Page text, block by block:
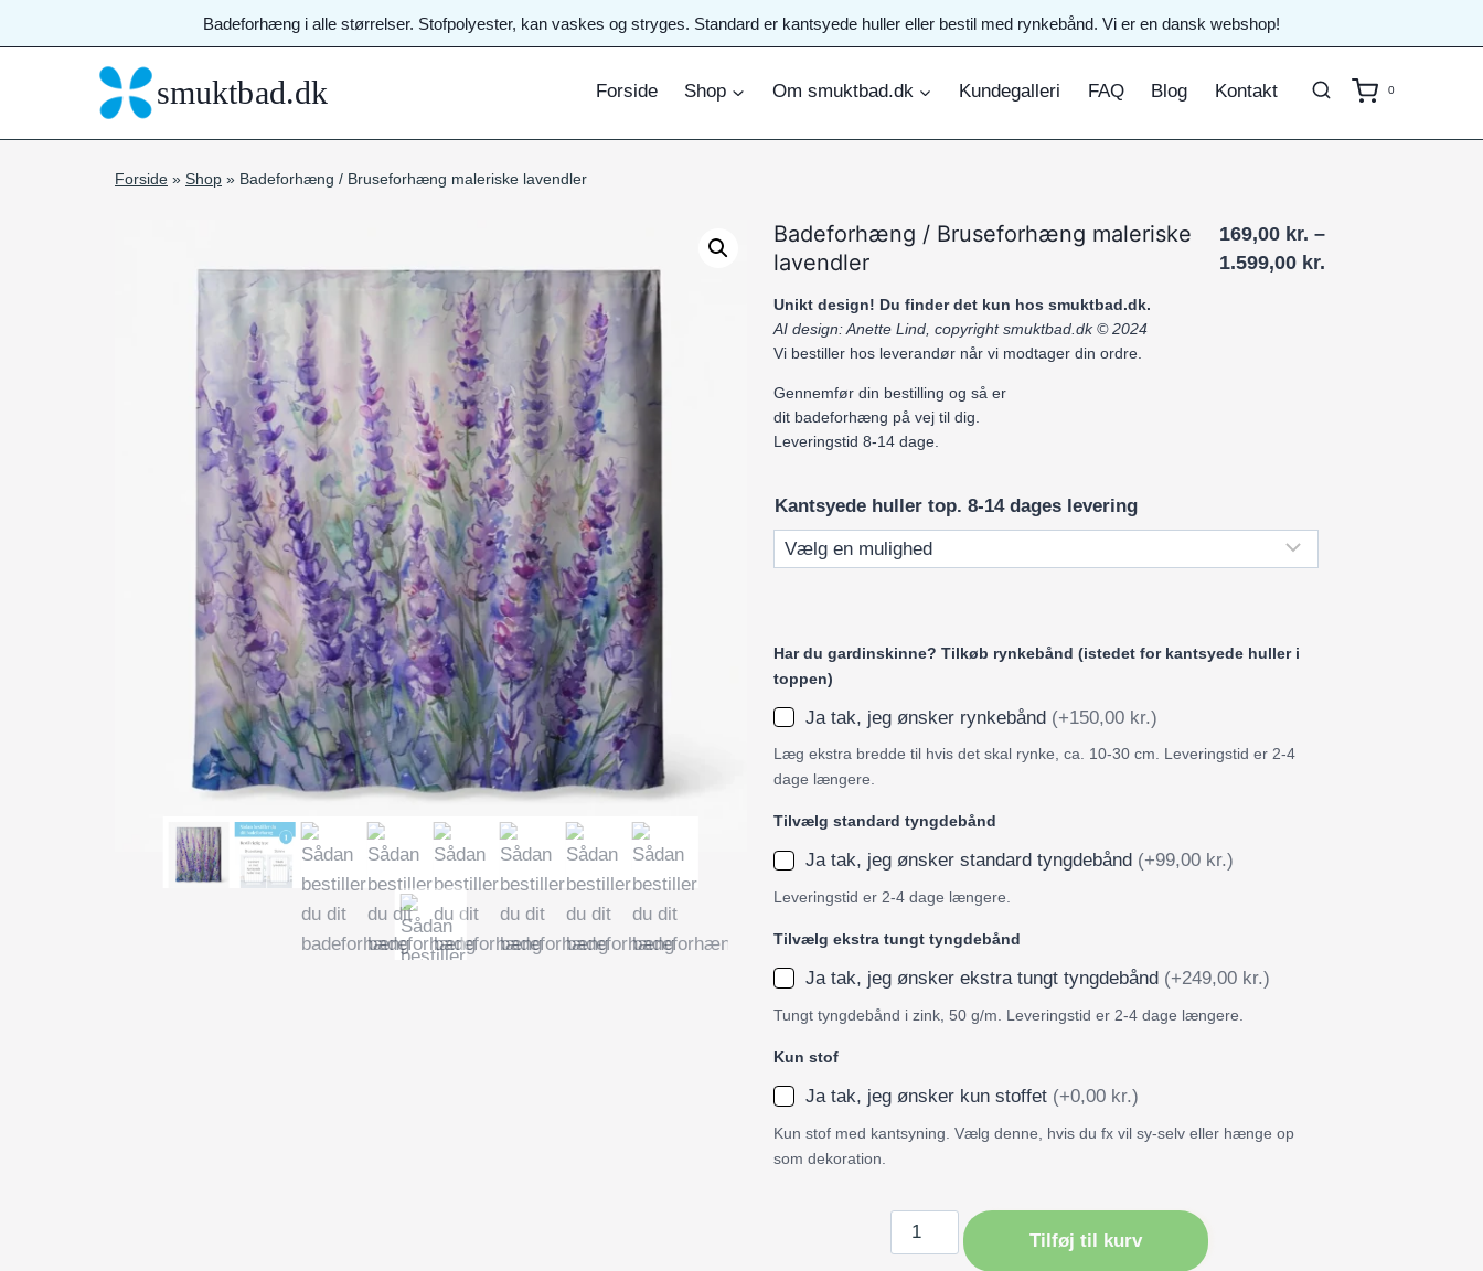
til
Badeforhæng i alle størrelser. Stofpolyester, kan vaskes og stryges. Standard er kantsyede huller eller bestil med rynkebånd. Vi er en dansk webshop!
smuktbad.dk Forside Shop Om smuktbad.dk Kundegalleri FAQ Blog Kontakt 0
Forside » Shop » Badeforhæng / Bruseforhæng maleriske lavendler
Badeforhæng / Bruseforhæng maleriske
lavendler
169,00 kr. –
1.599,00 kr.
Unikt design! Du finder det kun hos smuktbad.dk.
AI design: Anette Lind, copyright smuktbad.dk © 2024
Vi bestiller hos leverandør når vi modtager din ordre.
Gennemfør din bestilling og så er
dit badeforhæng på vej til dig.
Leveringstid 8-14 dage.
Kantsyede huller top. 8-14 dages levering
Har du gardinskinne? Tilkøb rynkebånd (istedet for kantsyede huller i
toppen)
Ja tak, jeg ønsker rynkebånd (+150,00 kr.)
Læg ekstra bredde til hvis det skal rynke, ca. 10-30 cm. Leveringstid er 2-4
dage længere.
Tilvælg standard tyngdebånd
Ja tak, jeg ønsker standard tyngdebånd (+99,00 kr.)
Leveringstid er 2-4 dage længere.
Tilvælg ekstra tungt tyngdebånd
Ja tak, jeg ønsker ekstra tungt tyngdebånd (+249,00 kr.)
Tungt tyngdebånd i zink, 50 g/m. Leveringstid er 2-4 dage længere.
Kun stof
Ja tak, jeg ønsker kun stoffet (+0,00 kr.)
Kun stof med kantsyning. Vælg denne, hvis du fx vil sy-selv eller hænge op
som dekoration.
Badeforhæng
/
Tilføj til kurv